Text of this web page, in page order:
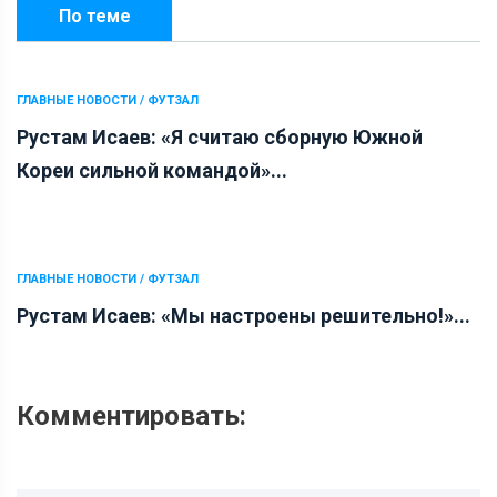
По теме
ГЛАВНЫЕ НОВОСТИ / ФУТЗАЛ
Рустам Исаев: «Я считаю сборную Южной
Кореи сильной командой»...
ГЛАВНЫЕ НОВОСТИ / ФУТЗАЛ
Рустам Исаев: «Мы настроены решительно!»...
Комментировать: